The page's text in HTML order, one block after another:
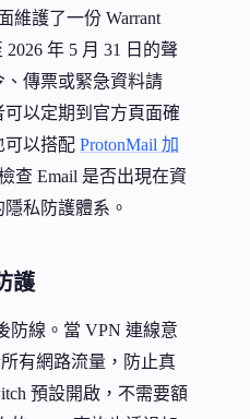
維護了一份 Warrant
年 5 月 31 日的聲
傳票或緊急資料請
以定期到官方頁面確
可以搭配 ProtonMail 加
查 Email 是否出現在資
私防護體系。
護
防線。當 VPN 連線意
有網路流量，防止真
預設開啟，不需要額